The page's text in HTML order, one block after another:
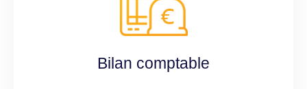
Bilan comptable